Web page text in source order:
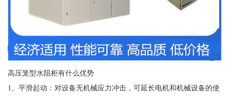
高压笼型水阻柜有什么优势
1、平滑起动：对设备无机械应力冲击，可延长电机和机械设备的使